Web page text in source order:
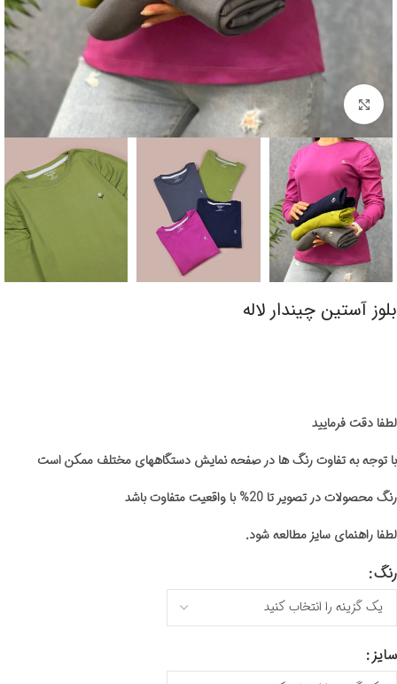
برای بزرگنمایی کلیک کنید
بلوز آستین چیندار لاله
لطفا دقت فرمایید
با توجه به تفاوت رنگ ها در صفحه نمایش دستگاههای مختلف ممکن است
رنگ محصولات در تصویر تا 20% با واقعیت متفاوت باشد
لطفا راهنمای سایز مطالعه شود.
رنگ
سایز